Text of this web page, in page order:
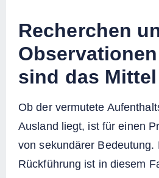
Recherchen
sind das
Ob der vermutete
Ausland liegt, ist für einen
von sekundärer Bedeutung.
Rückführung ist in diesem